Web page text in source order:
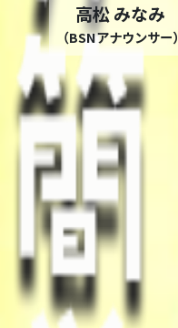
高松 みなみ
（BSNアナウンサー）